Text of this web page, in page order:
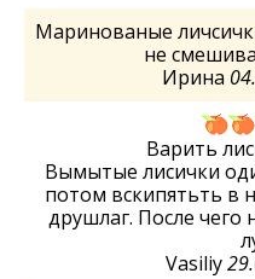
Маринованые
не
Ирина
Варить
Вымытые лисички
потом вскипятьть в
друшлаг. После чего
Vasiliy